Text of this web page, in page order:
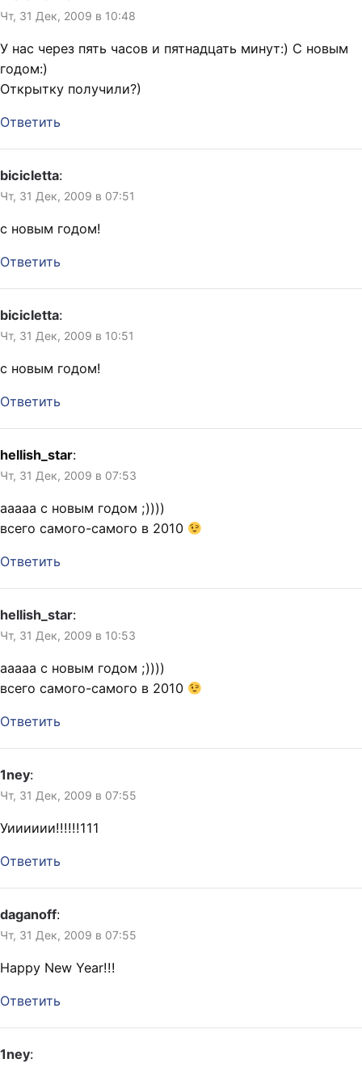
Чт, 31 Дек, 2009 в 10:48
У нас через пять часов и пятнадцать минут:) С новым
годом:)
Открытку получили?)
Ответить
bicicletta:
Чт, 31 Дек, 2009 в 07:51
с новым годом!
Ответить
bicicletta:
Чт, 31 Дек, 2009 в 10:51
с новым годом!
Ответить
hellish_star:
Чт, 31 Дек, 2009 в 07:53
ааааа с новым годом ;))))
всего самого-самого в 2010
Ответить
hellish_star:
Чт, 31 Дек, 2009 в 10:53
ааааа с новым годом ;))))
всего самого-самого в 2010
Ответить
1ney:
Чт, 31 Дек, 2009 в 07:55
Уииииии!!!!!!111
Ответить
daganoff:
Чт, 31 Дек, 2009 в 07:55
Happy New Year!!!
Ответить
1ney: